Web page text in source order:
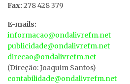
Fax: 278 428 379
E-mails:
informacao@ondalivrefm.net
publicidade@ondalivrefm.net
direcao@ondalivrefm.net
(Direção: Joaquim Santos)
contabilidade@ondalivrefm.net